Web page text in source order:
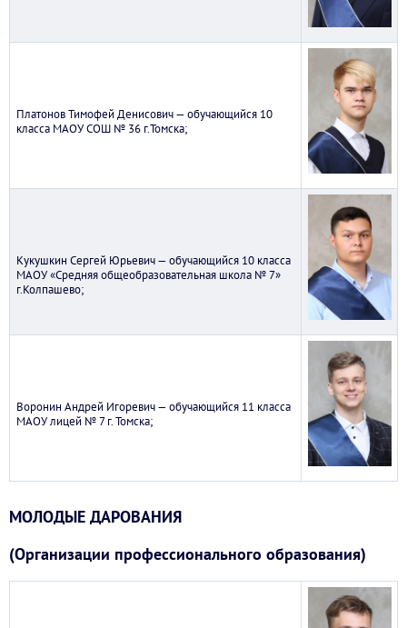
Платонов Тимофей Денисович — обучающийся 10
класса МАОУ СОШ № 36 г.Томска;
Кукушкин Сергей Юрьевич — обучающийся 10 класса
МАОУ «Средняя общеобразовательная школа № 7»
г.Колпашево;
Воронин Андрей Игоревич — обучающийся 11 класса
МАОУ лицей № 7 г. Томска;
МОЛОДЫЕ ДАРОВАНИЯ
(Организации профессионального образования)